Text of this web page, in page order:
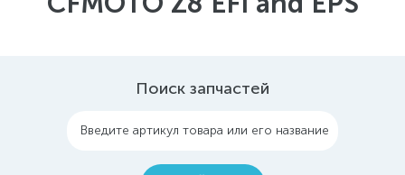
Поиск запчастей
Введите артикул товара или его название